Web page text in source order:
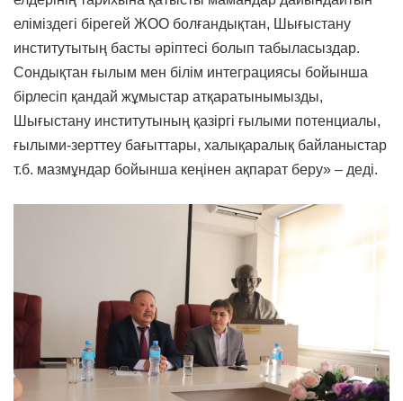
еліміздегі бірегей ЖОО болғандықтан, Шығыстану
институтытың басты әріптесі болып табыласыздар.
Сондықтан ғылым мен білім интеграциясы бойынша
бірлесіп қандай жұмыстар атқаратынымызды,
Шығыстану институтының қазіргі ғылыми потенциалы,
ғылыми-зерттеу бағыттары, халықаралық байланыстар
т.б. мазмұндар бойынша кеңінен ақпарат беру» – деді.